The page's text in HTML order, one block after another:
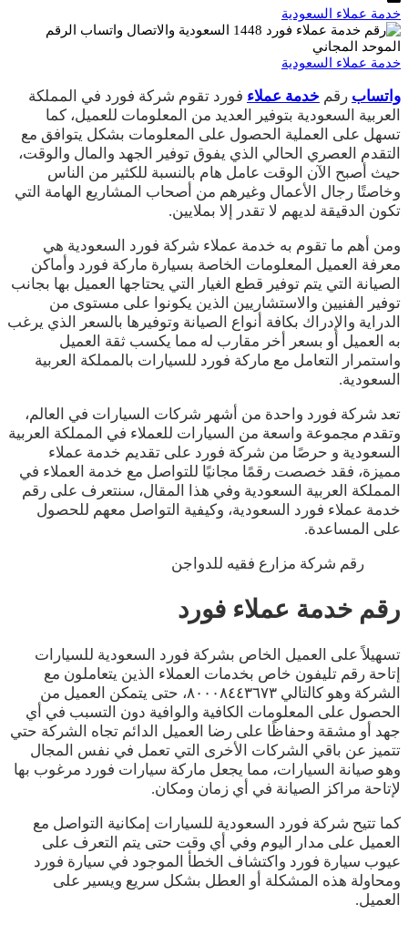
خدمة عملاء السعودية
خدمة عملاء السعودية
واتساب رقم خدمة عملاء فورد تقوم شركة فورد في المملكة
العربية السعودية بتوفير العديد من المعلومات للعميل، كما
تسهل على العملية الحصول على المعلومات بشكل يتوافق مع
التقدم العصري الحالي الذي يفوق توفير الجهد والمال والوقت،
حيث أصبح الآن الوقت عامل هام بالنسبة للكثير من الناس
وخاصتًا رجال الأعمال وغيرهم من أصحاب المشاريع الهامة التي
تكون الدقيقة لديهم لا تقدر إلا بملايين.
ومن أهم ما تقوم به خدمة عملاء شركة فورد السعودية هي
معرفة العميل المعلومات الخاصة بسيارة ماركة فورد وأماكن
الصيانة التي يتم توفير قطع الغيار التي يحتاجها العميل بها بجانب
توفير الفنيين والاستشاريين الذين يكونوا على مستوى من
الدراية والإدراك بكافة أنواع الصيانة وتوفيرها بالسعر الذي يرغب
به العميل أو بسعر أخر مقارب له مما يكسب ثقة العميل
واستمرار التعامل مع ماركة فورد للسيارات بالمملكة العربية
السعودية.
تعد شركة فورد واحدة من أشهر شركات السيارات في العالم،
وتقدم مجموعة واسعة من السيارات للعملاء في المملكة العربية
السعودية و حرصًا من شركة فورد على تقديم خدمة عملاء
مميزة، فقد خصصت رقمًا مجانيًا للتواصل مع خدمة العملاء في
المملكة العربية السعودية وفي هذا المقال، سنتعرف على رقم
خدمة عملاء فورد السعودية، وكيفية التواصل معهم للحصول
على المساعدة.
رقم شركة مزارع فقيه للدواجن
رقم خدمة عملاء فورد
تسهيلاً على العميل الخاص بشركة فورد السعودية للسيارات
إتاحة رقم تليفون خاص بخدمات العملاء الذين يتعاملون مع
الشركة وهو كالتالي ٨٠٠٠٨٤٤٣٦٧٣، حتى يتمكن العميل من
الحصول على المعلومات الكافية والوافية دون التسبب في أي
جهد أو مشقة وحفاظًا على رضا العميل الدائم تجاه الشركة حتي
تتميز عن باقي الشركات الأخرى التي تعمل في نفس المجال
وهو صيانة السيارات، مما يجعل ماركة سيارات فورد مرغوب بها
لإتاحة مراكز الصيانة في أي زمان ومكان.
كما تتيح شركة فورد السعودية للسيارات إمكانية التواصل مع
العميل على مدار اليوم وفي أي وقت حتى يتم التعرف على
عيوب سيارة فورد واكتشاف الخطأ الموجود في سيارة فورد
ومحاولة هذه المشكلة أو العطل بشكل سريع ويسير على
العميل.